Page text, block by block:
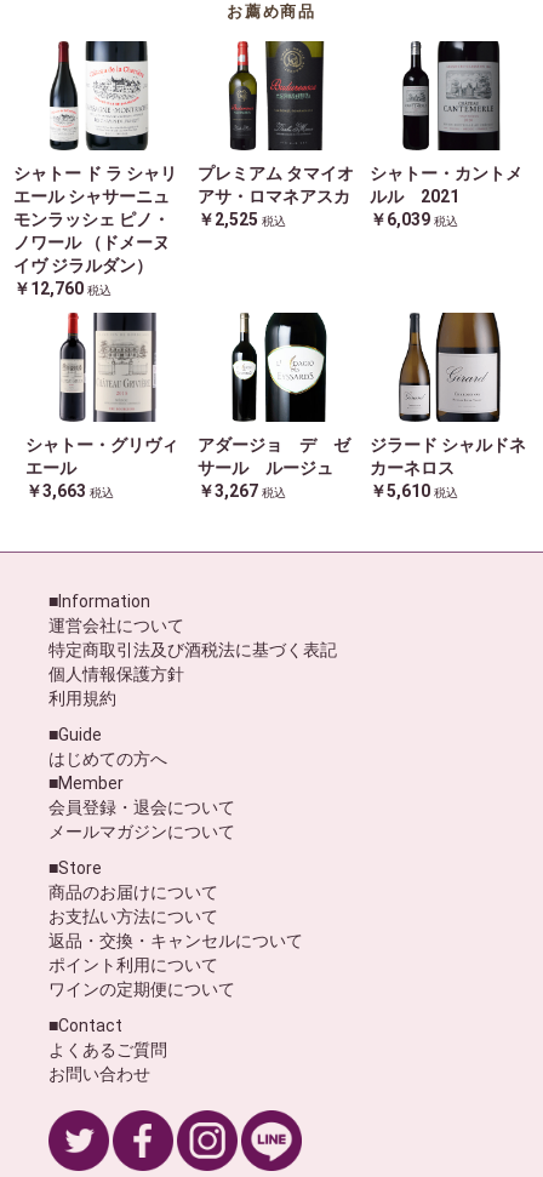
お薦め商品
シャトー ド ラ シャリ
エール シャサーニュ
モンラッシェ ピノ・
ノワール （ドメーヌ
イヴ ジラルダン）
￥12,760 税込
プレミアム タマイオ
アサ・ロマネアスカ
￥2,525 税込
シャトー・カントメ
ルル 2021
￥6,039 税込
シャトー・グリヴィ
エール
￥3,663 税込
アダージョ デ ゼ
サール ルージュ
￥3,267 税込
ジラード シャルドネ
カーネロス
￥5,610 税込
■Information
運営会社について
特定商取引法及び酒税法に基づく表記
個人情報保護方針
利用規約
■Guide
はじめての方へ
■Member
会員登録・退会について
メールマガジンについて
■Store
商品のお届けについて
お支払い方法について
返品・交換・キャンセルについて
ポイント利用について
ワインの定期便について
■Contact
よくあるご質問
お問い合わせ